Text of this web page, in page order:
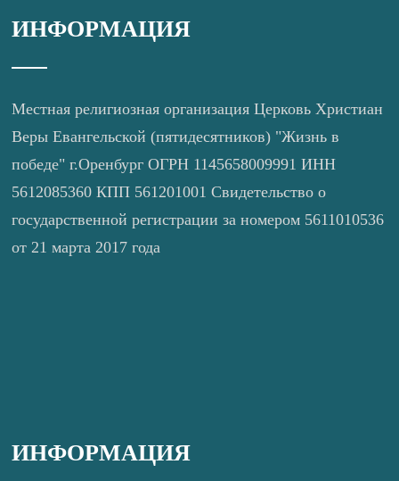
ИНФОРМАЦИЯ
Местная религиозная организация Церковь Христиан
Веры Евангельской (пятидесятников) "Жизнь в
победе" г.Оренбург ОГРН 1145658009991 ИНН
5612085360 КПП 561201001 Свидетельство о
государственной регистрации за номером 5611010536
от 21 марта 2017 года
ИНФОРМАЦИЯ